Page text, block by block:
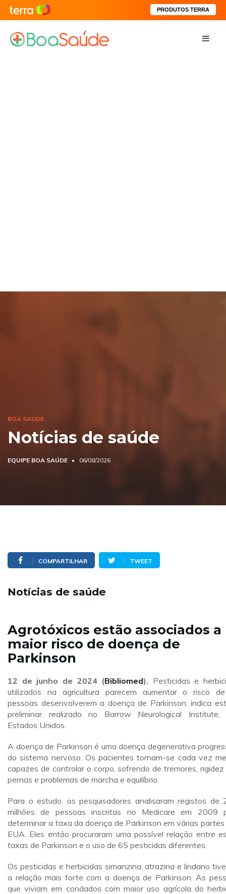
PRODUTOS TERRA
BOA SAÚDE
Notícias de saúde
EQUIPE BOA SAÚDE 06/08/2026
COMPARTILHAR TWEET
Notícias de saúde
Agrotóxicos estão associados a
maior risco de doença de
Parkinson
12 de junho de 2024(Bibliomed). Pesticidas e
utilizados na agricultura parecem aumentar o risco
pessoas desenvolverem a doença de Parkinson, indica
preliminar realizado no Barrow Neurological Institute,
Estados Unidos.
A doença de Parkinson é uma doença degenerativa
do sistema nervoso. Os pacientes tornam-se cada vez
capazes de controlar o corpo, sofrendo de tremores,
pernas e problemas de marcha e equilíbrio.
Para o estudo, os pesquisadores analisaram registos de
milhões de pessoas inscritas no Medicare em 2009
determinar a taxa da doença de Parkinson em várias
EUA. Eles então procuraram uma possível relação entre
taxas de Parkinson e o uso de 65 pesticidas diferentes.
Os pesticidas e herbicidas simanzina, atrazina e lindano
a relação mais forte com a doença de Parkinson. As
que viviam em condados com maior uso agrícola do